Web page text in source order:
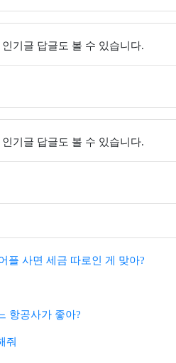
기글 답글도 볼 수 있습니다.
기글 답글도 볼 수 있습니다.
플 사면 세금 따로인 게 맞아?
항공사가 좋아?
줘